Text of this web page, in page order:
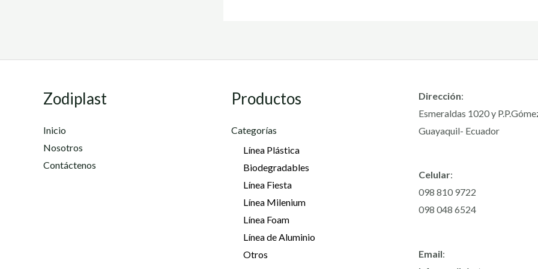
Zodiplast
Inicio
Nosotros
Contáctenos
Productos
Categorías
Línea Plástica
Biodegradables
Línea Fiesta
Línea Milenium
Línea Foam
Línea de Aluminio
Otros
Dirección:
Esmeraldas 1020 y
Guayaquil- Ecuador
Celular:
098 810 9722
098 048 6524
Email: